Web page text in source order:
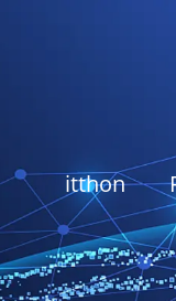
itthon